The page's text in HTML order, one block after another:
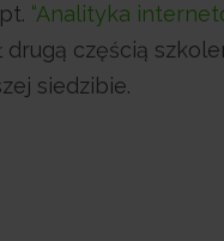
“Analityka
drugą częścią
siedzibie.